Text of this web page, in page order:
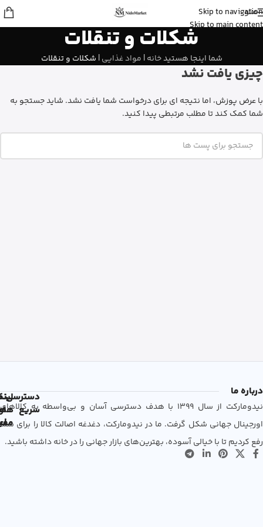
Skip to navigation
Skip to main content
منو
شکلات و تنقلات
شما اینجا هستیدخانه| مواد غذایی| شکلات و تنقلات
چیزی یافت نشد
با عرض پوزش، اما نتیجه ای برای درخواست شما یافت نشد. شاید جستجو به
شما کمک کند تا مطلب مرتبطی پیدا کنید.
درباره ما
نیدومارکت از سال 1399 با هدف دسترسی آسان و بی‌واسطه به کالاهای
اورجینال جهانی شکل گرفت. ما در نیدومارکت، دغدغه اصالت کالا را برای شما
رفع کردیم تا با خیالی آسوده، بهترین‌های بازار جهانی را در خانه داشته باشید.
دسترسی
سریع
علیاز ساری
بالم سیکاپلاست لاروش پوزای رو خرید